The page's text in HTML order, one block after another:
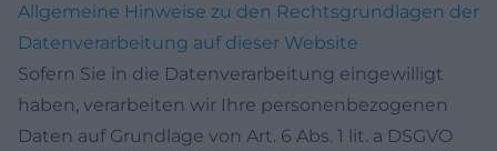
Allgemeine Hinweise zu den Rechtsgrundlagen der
Datenverarbeitung auf dieser Website
Sofern Sie in die Datenverarbeitung eingewilligt
haben, verarbeiten wir Ihre personenbezogenen
Daten auf Grundlage von Art. 6 Abs. 1 lit. a DSGVO